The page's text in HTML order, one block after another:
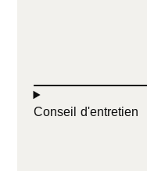
Conseil d'entretien